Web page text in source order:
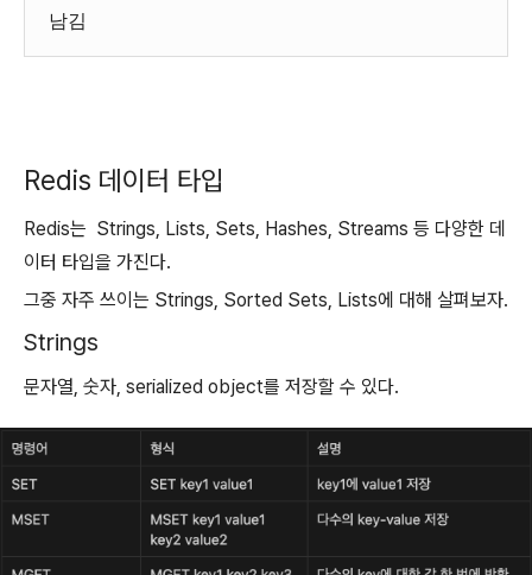
남김
Redis 데이터 타입
Redis는 Strings, Lists, Sets, Hashes, Streams 등 다양한 데
이터 타입을 가진다.
그중 자주 쓰이는 Strings, Sorted Sets, Lists에 대해 살펴보자.
Strings
문자열, 숫자, serialized object를 저장할 수 있다.